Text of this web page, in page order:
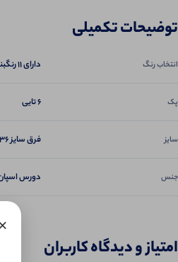
توضیحات تکمیلی
انتخاب رنگ دارای 11 رنگبندی
پک 6 تایی
سایز فرق سایز ۳۶ تا ۴۶
جنس دورس
امتیاز و دیدگاه کاربران